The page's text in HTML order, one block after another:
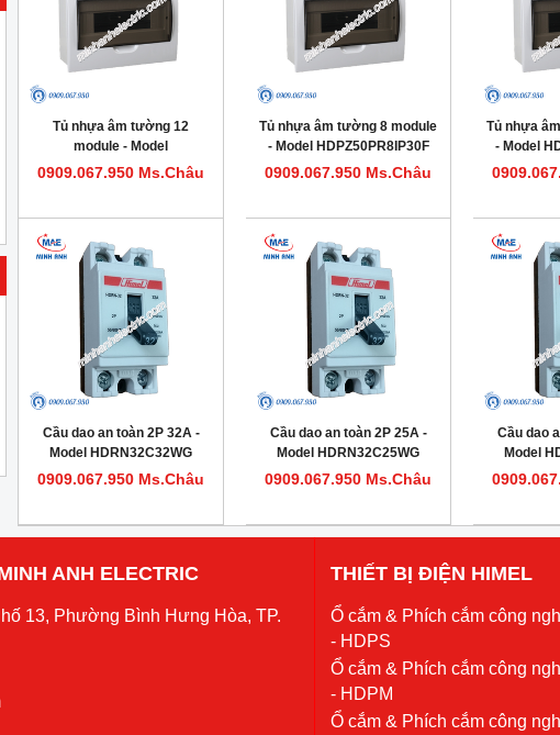
Tủ nhựa âm tường 12
module - Model
HDPZ50PR12IP30F
0909.067.950 Ms.Châu
Tủ nhựa âm tường 8 module
- Model HDPZ50PR8IP30F
0909.067.950 Ms.Châu
Tủ nhựa
- Model
Cầu dao an toàn 2P 32A -
Model HDRN32C32WG
0909.067.950 Ms.Châu
Cầu dao an toàn 2P 25A -
Model HDRN32C25WG
0909.067.950 Ms.Châu
Cầu dao
Model
ANH ELECTRIC
13, Phường Bình Hưng Hòa, TP.
THIẾT BỊ ĐIỆN HIMEL
Ổ cắm & Phích cắm công
- HDPS
Ổ cắm & Phích cắm công
- HDPM
Ổ cắm & Phích cắm công